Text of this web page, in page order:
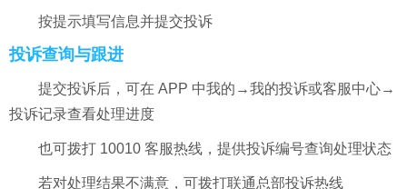
按提示填写信息并提交投诉
投诉查询与跟进
提交投诉后，可在 APP 中我的→我的投诉或客服中心→
投诉记录查看处理进度
也可拨打 10010 客服热线，提供投诉编号查询处理状态
若对处理结果不满意，可拨打联通总部投诉热线